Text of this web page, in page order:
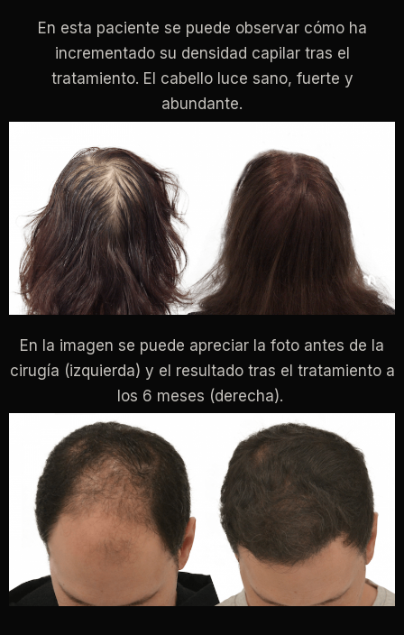
En esta paciente se puede observar cómo ha
incrementado su densidad capilar tras el
tratamiento. El cabello luce sano, fuerte y
abundante.
En la imagen se puede apreciar la foto antes de la
cirugía (izquierda) y el resultado tras el tratamiento a
los 6 meses (derecha).